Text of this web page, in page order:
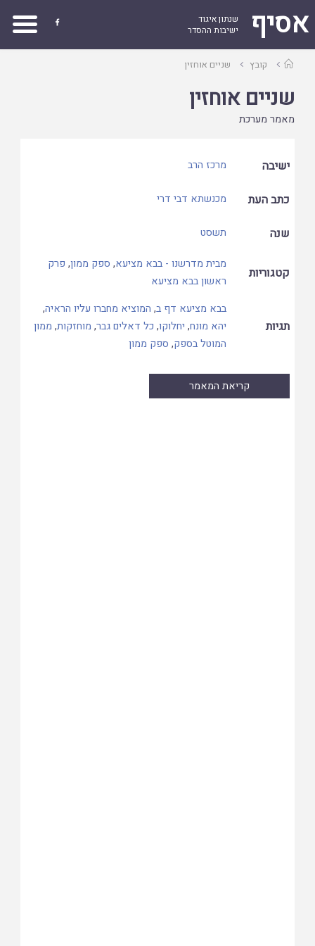
אסיף
שנתון איגוד
ישיבות ההסדר

עמודקובץ שניים אוחזין
שניים אוחזין
מאמר מערכת
ישיבה מרכז הרב
כתב העת מכנשתא דבי דרי
שנה תשסט
קטגוריות
מבית מדרשנו - בבא מציעא, ספק ממון, פרק
ראשון בבא מציעא
תגיות
בבא מציעא דף ב, המוציא מחברו עליו הראיה,
יהא מונח, יחלוקו, כל דאלים גבר, מוחזקות, ממון
המוטל בספק, ספק ממון
קריאת המאמר